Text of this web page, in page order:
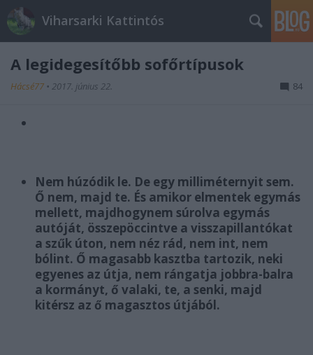
Viharsarki Kattintós
A legidegesítőbb sofőrtípusok
Hácsé77 • 2017. június 22. 84
Nem húzódik le. De egy milliméternyit sem.
Ő nem, majd te. És amikor elmentek egymás
mellett, majdhogynem súrolva egymás
autóját, összepöccintve a visszapillantókat
a szűk úton, nem néz rád, nem int, nem
bólint. Ő magasabb kasztba tartozik, neki
egyenes az útja, nem rángatja jobbra-balra
a kormányt, ő valaki, te, a senki, majd
kitérsz az ő magasztos útjából.